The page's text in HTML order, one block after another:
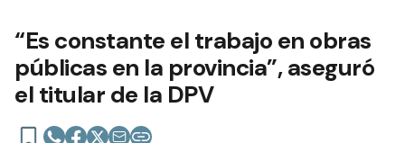
“Es constante el trabajo en obras
públicas en la provincia”, aseguró
el titular de la DPV